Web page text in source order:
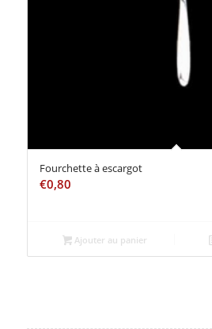
Fourchette à escargot
€0,80
Ajouter au panier